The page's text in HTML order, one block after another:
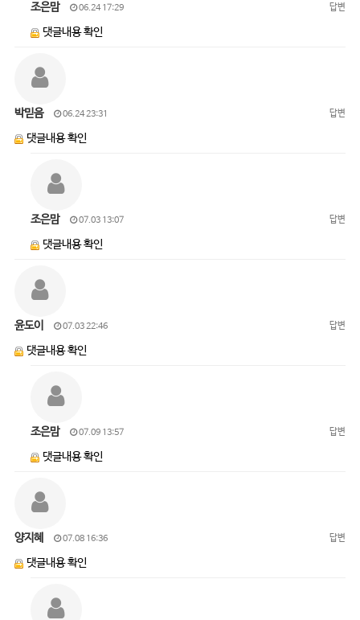
조은맘 06.24 17:29 답변
댓글내용 확인
박믿음 06.24 23:31 답변
댓글내용 확인
조은맘 07.03 13:07 답변
댓글내용 확인
윤도이 07.03 22:46 답변
댓글내용 확인
조은맘 07.09 13:57 답변
댓글내용 확인
양지혜 07.08 16:36 답변
댓글내용 확인